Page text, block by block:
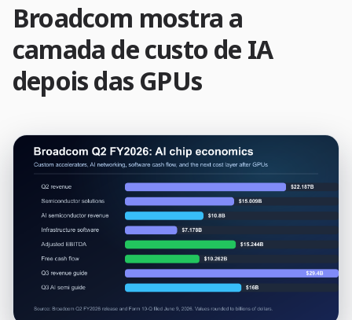
Broadcom mostra a
camada de custo de IA
depois das GPUs